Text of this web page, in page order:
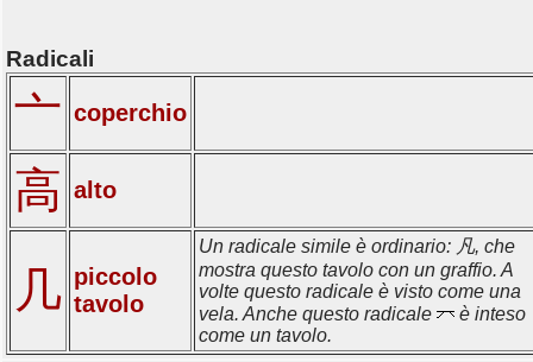
Radicali
亠 coperchio
高 alto
几 piccolo
tavolo
Un radicale simile è ordinario: 凡, che
mostra questo tavolo con un graffio. A
volte questo radicale è visto come una
vela. Anche questo radicale
è inteso
come un tavolo.